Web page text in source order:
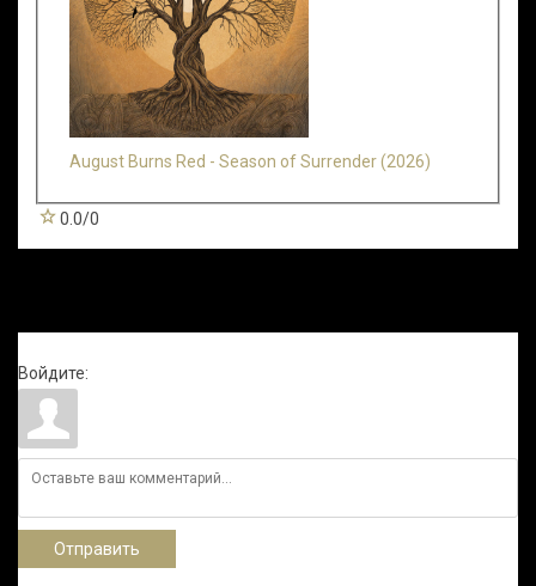
August Burns Red - Season of Surrender (2026)
0.0/0
Войдите:
Отправить